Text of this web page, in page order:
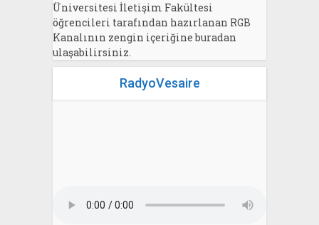
Üniversitesi İletişim Fakültesi
öğrencileri tarafından hazırlanan RGB
Kanalının zengin içeriğine buradan
ulaşabilirsiniz.
RadyoVesaire